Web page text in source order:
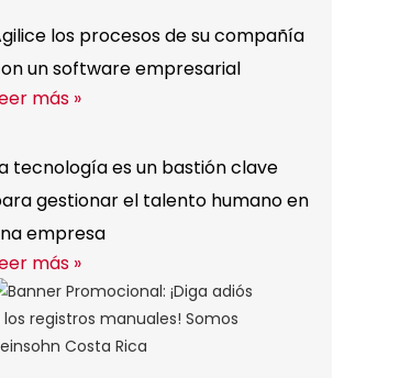
los procesos de su compañía
un software empresarial
más »
tecnología es un bastión clave
gestionar el talento humano en
empresa
más »